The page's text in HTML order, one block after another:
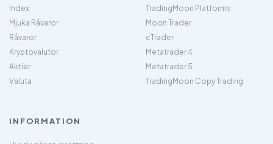
Index
Mjuka Råvaror
Råvaror
Kryptovalutor
Aktier
Valuta
TradingMoon Platforms
Moon Trader
cTrader
Metatrader 4
Metatrader 5
TradingMoon Copy Trading
INFORMATION